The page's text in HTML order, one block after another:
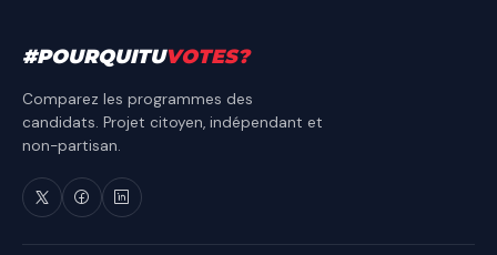
#POURQUITUVOTES?
Comparez les programmes des
candidats. Projet citoyen, indépendant et
non-partisan.